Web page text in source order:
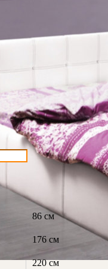
86 см
176 см
220 см